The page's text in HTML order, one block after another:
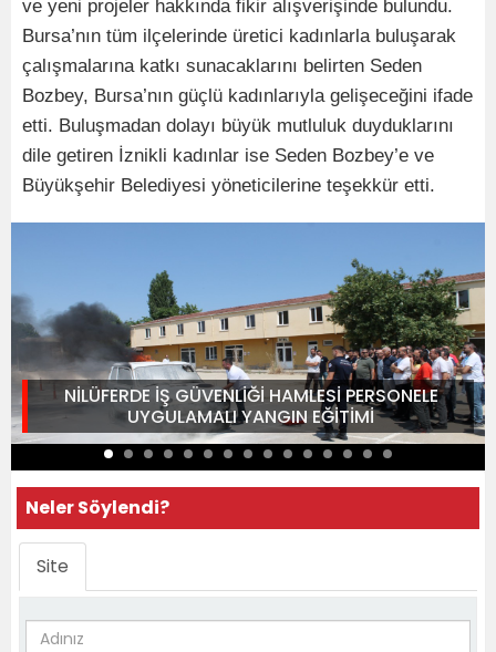
ve yeni projeler hakkında fikir alışverişinde bulundu.
Bursa’nın tüm ilçelerinde üretici kadınlarla buluşarak
çalışmalarına katkı sunacaklarını belirten Seden
Bozbey, Bursa’nın güçlü kadınlarıyla gelişeceğini ifade
etti. Buluşmadan dolayı büyük mutluluk duyduklarını
dile getiren İznikli kadınlar ise Seden Bozbey’e ve
Büyükşehir Belediyesi yöneticilerine teşekkür etti.
NİLÜFERDE İŞ GÜVENLİĞİ HAMLESİ PERSONELE
UYGULAMALI YANGIN EĞİTİMİ
Neler Söylendi?
Site